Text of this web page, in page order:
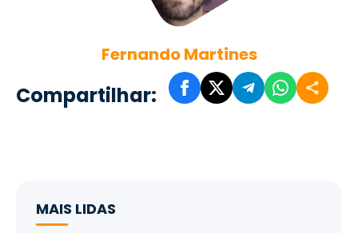
Fernando Martines
Compartilhar:
MAIS LIDAS